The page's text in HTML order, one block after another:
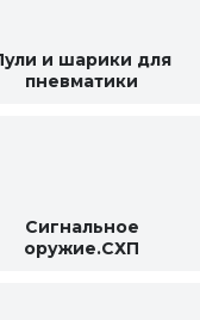
и шарики для
пневматики
Сигнальное
оружие.СХП